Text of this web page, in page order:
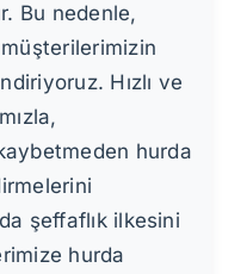
Bu nedenle,
Hızlı ve
hurda
şeffaflık ilkesini
hurda